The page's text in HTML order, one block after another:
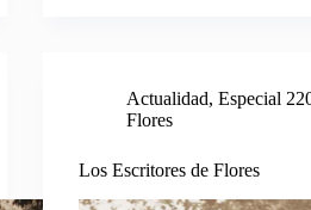
Actualidad,Especial
Flores
Los Escritores de Flores